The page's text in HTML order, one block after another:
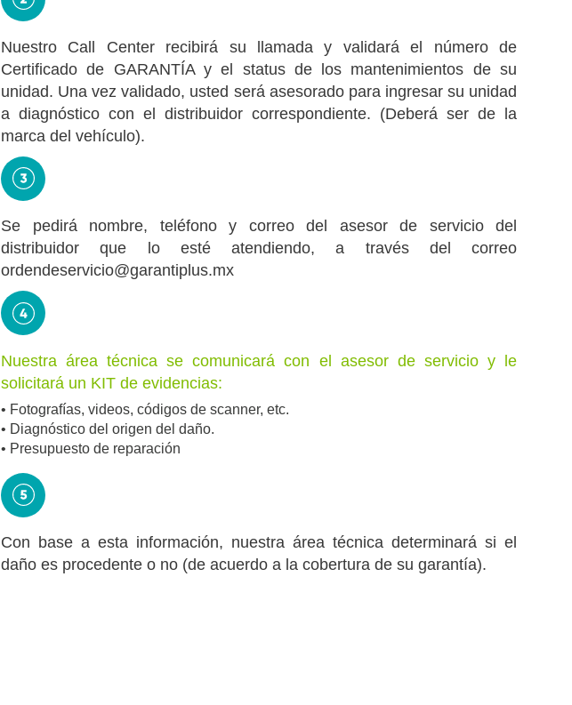
Nuestro Call Center recibirá su llamada y validará el número de
Certificado de GARANTÍA y el status de los mantenimientos de su
unidad. Una vez validado, usted será asesorado para ingresar su unidad
a diagnóstico con el distribuidor correspondiente. (Deberá ser de la
marca del vehículo).
Se pedirá nombre, teléfono y correo del asesor de servicio del
distribuidor que lo esté atendiendo, a través del correo
ordendeservicio@garantiplus.mx
Nuestra área técnica se comunicará con el asesor de servicio y le
solicitará un KIT de evidencias:
• Fotografías, videos, códigos de scanner, etc.
• Diagnóstico del origen del daño.
• Presupuesto de reparación
Con base a esta información, nuestra área técnica determinará si el
daño es procedente o no (de acuerdo a la cobertura de su garantía).